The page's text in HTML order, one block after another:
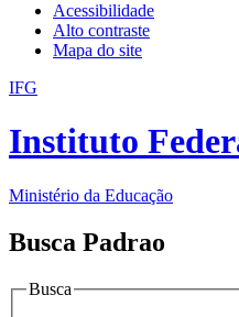
Acessibilidade
Alto contraste
Mapa do site
IFG
Instituto
Ministério da Educação
Busca Padrao
Busca